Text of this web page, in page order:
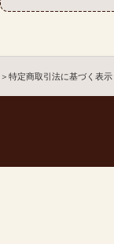
＞特定商取引法に基づく表示